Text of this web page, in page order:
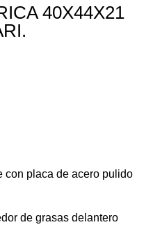
40X44X21
con placa de acero pulido
de grasas delantero